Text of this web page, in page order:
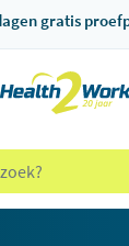
gratis